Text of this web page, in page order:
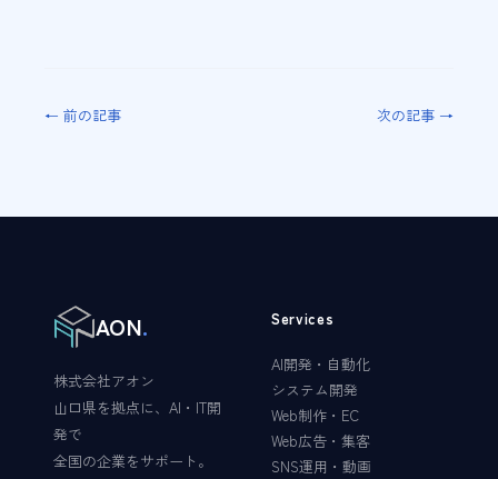
← 前の記事 次の記事 →
AON.
株式会社アオン
山口県を拠点に、AI・IT開
発で
全国の企業をサポート。
Services
AI開発・自動化
システム開発
Web制作・EC
Web広告・集客
SNS運用・動画